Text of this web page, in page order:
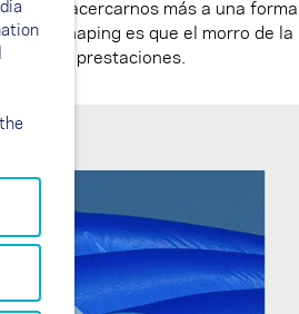
acercarnos más a una forma
3D Shaping es que el morro de la
a más prestaciones.